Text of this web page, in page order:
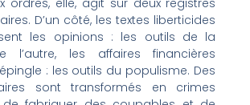
ordres, elle, agit sur deux registres
D’un côté, les textes liberticides
les opinions : les outils de la
l’autre, les affaires financières
: les outils du populisme. Des
sont transformés en crimes